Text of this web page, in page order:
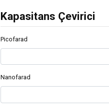
Kapasitans Çevirici
Picofarad
Nanofarad